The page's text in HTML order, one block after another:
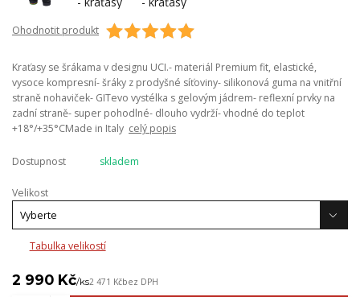
Ohodnotit produkt
Kraťasy se šrákama v designu UCI.- materiál Premium fit, elastické,
vysoce kompresní- šráky z prodyšné síťoviny- silikonová guma na vnitřní
straně nohaviček- GITevo vystélka s gelovým jádrem- reflexní prvky na
zadní straně- super pohodlné- dlouho vydrží- vhodné do teplot
+18°/+35°CMade in Italy celý popis
Dostupnost skladem
Velikost
Tabulka velikostí
2 990 Kč/ks2 471 Kčbez DPH